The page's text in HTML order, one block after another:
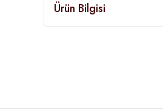
Ürün Bilgisi